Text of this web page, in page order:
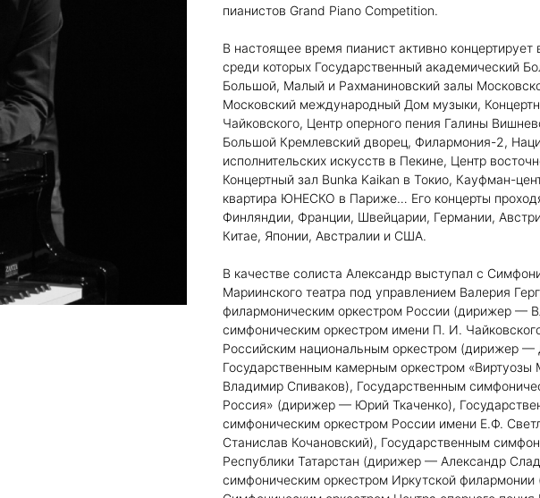
пианистов Grand Piano Competition.
В настоящее время пианист активно концертирует
среди которых Государственный академический
Большой, Малый и Рахманиновский залы
Московский международный Дом музыки,
Чайковского, Центр оперного пения Галины
Большой Кремлевский дворец, Филармония-2,
исполнительских искусств в Пекине, Центр
Концертный зал Bunka Kaikan в Токио, Кауфман-
квартира ЮНЕСКО в Париже… Его концерты
Финляндии, Франции, Швейцарии, Германии,
Китае, Японии, Австралии и США.
В качестве солиста Александр выступал с
Мариинского театра под управлением Валерия
филармоническим оркестром России (дирижер —
симфоническим оркестром имени П. И.
Российским национальным оркестром (дирижер —
Государственным камерным оркестром
Владимир Спиваков), Государственным
Россия» (дирижер — Юрий Ткаченко),
симфоническим оркестром России имени Е.Ф.
Станислав Кочановский), Государственным
Республики Татарстан (дирижер — Александр
симфоническим оркестром Иркутской